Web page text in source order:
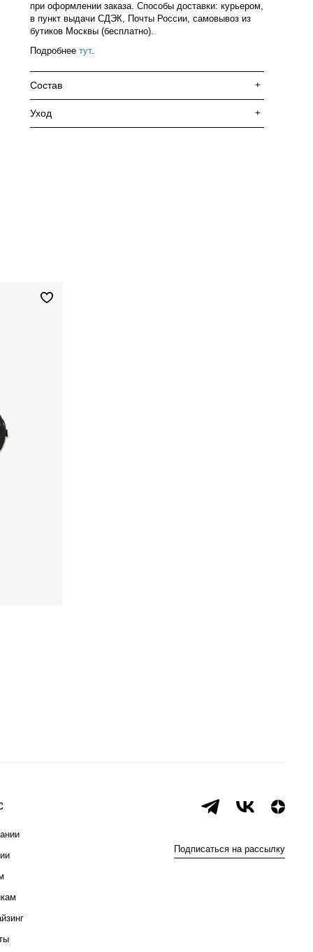
при оформлении заказа. Способы доставки: курьером,
в пункт выдачи СДЭК, Почты России, самовывоз из
бутиков Москвы (бесплатно).
Подробнее тут.
Состав +
Уход +
Подписаться на рассылку